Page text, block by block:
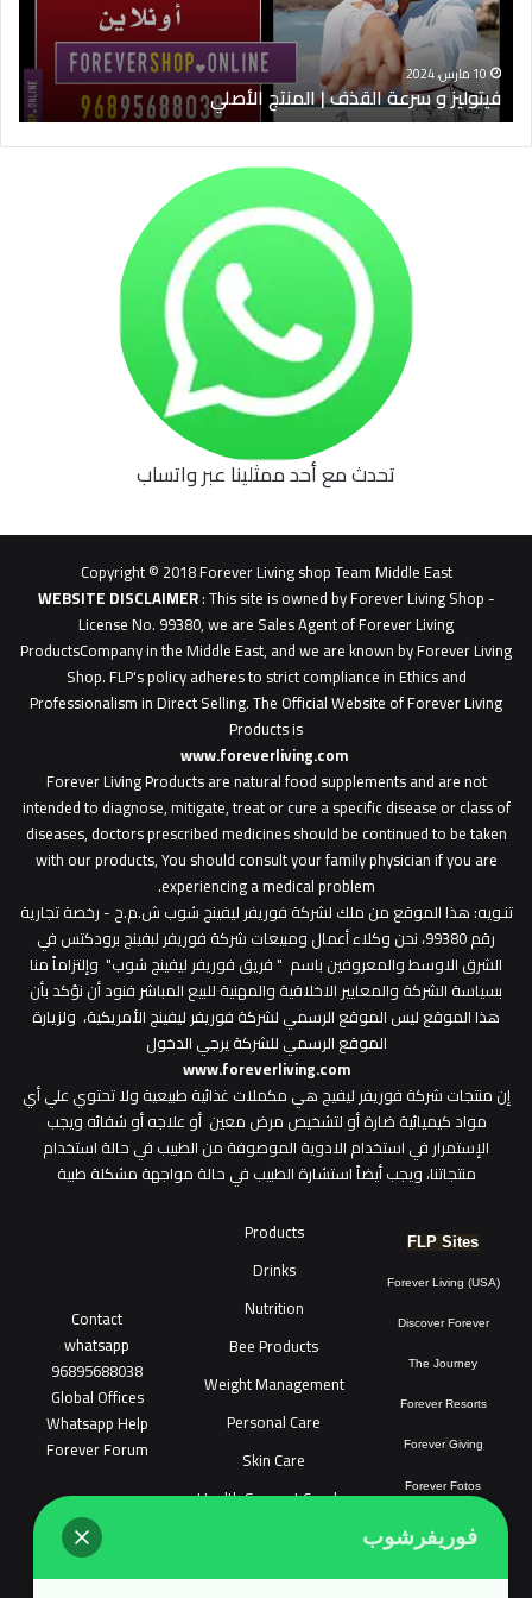
الأصلي
10 مارس، 2024
فيتوليز و سرعة القذف | المنتج الأصلي
تحدث مع أحد ممثلينا عبر واتساب
Copyright © 2018 Forever Living shop Team Middle East
WEBSITE DISCLAIMER: This site is owned by Forever Living Shop -
License No. 99380, we are Sales Agent of Forever Living
ProductsCompany in the Middle East, and we are known by Forever Living
Shop. FLP's policy adheres to strict compliance in Ethics and
Professionalism in Direct Selling. The Official Website of Forever Living
Products is
www.foreverliving.com
Forever Living Products are natural food supplements and are not
intended to diagnose, mitigate, treat or cure a specific disease or class of
diseases, doctors prescribed medicines should be continued to be taken
with our products, You should consult your family physician if you are
experiencing a medical problem.
تنـويه: هذا الموقع من ملك لشركة فوريفر ليفينج شوب ش.م.ح - رخصة تجارية
رقم 99380، نحن وكلاء أعمال ومبيعات شركة فوريفر لبفينج برودكتس في
الشرق الاوسط والمعروفين باسم " فريق فوريفر ليفينج شوب" وإلتزاماً منا
بسياسة الشركة والمعايير الاخلاقية والمهنية للبيع المباشر فنود أن نؤكد بأن
هذا الموقع ليس الموقع الرسمي لشركة فوريفر ليفينج الأمريكية، ولزيارة
الموقع الرسمي للشركة يرجي الدخول
www.foreverliving.com
​إن منتجات شركة فوريفر ليفيج هي مكملات غذائية طبيعية ولا تحتوي علي أي
مواد كيميائية ضارة أو لتشخيص مرض معين أو علاجه أو شفائه ويجب
الإستمرار في استخدام الادوية الموصوفة من الطبيب في حالة استخدام
منتجاتنا، ويجب أيضاً استشارة الطبيب في حالة مواجهة مشكلة طبية
FLP Sites
Forever Living (USA)
Discover Forever
The Journey
Forever Resorts
Forever Giving
Forever Fotos
Products
Drinks
Nutrition
Bee Products
Weight Management
Personal Care
Skin Care
Health Support Combo
Contact
whatsapp
96895688038
Global Offices
Whatsapp Help
Forever Forum
فوريفرشوب